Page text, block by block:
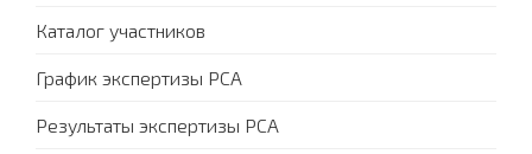
Каталог участников
График экспертизы PCA
Результаты экспертизы PCA